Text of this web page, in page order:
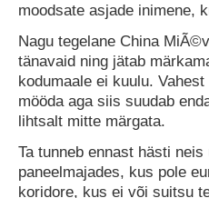
moodsate asjade inimene,
Nagu tegelane China
tänavaid ning jätab
kodumaale ei kuulu.
mööda aga siis suudab
lihtsalt mitte märgata.
Ta tunneb ennast hästi
paneelmajades, kus pole
koridore, kus ei või suitsu